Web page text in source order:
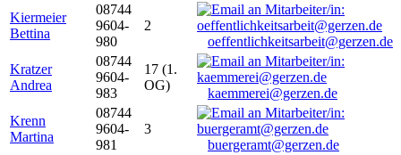
Kiermeier
Bettina
08744
9604-
980
2
oeffentlichkeitsarbeit@gerzen.de
Kratzer
Andrea
08744
9604-
983
17 (1.
OG)
kaemmerei@gerzen.de
Krenn
Martina
08744
9604-
981
3
buergeramt@gerzen.de